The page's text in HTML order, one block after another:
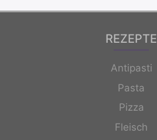
REZEPTE
Antipasti
Pasta
Pizza
Fleisch